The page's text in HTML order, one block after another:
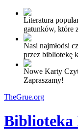
Literatura
gatunków, które
Nasi najmłodsi
przez bibliotekę
Nowe Karty
Zapraszamy!
TheGrue.org
Biblioteka